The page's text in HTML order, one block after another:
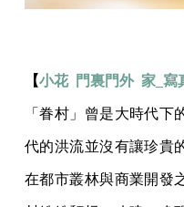
【小花 門裏門外 家_寫
「眷村」曾是大時代
代的洪流並沒有讓珍貴
在都市叢林與商業開發